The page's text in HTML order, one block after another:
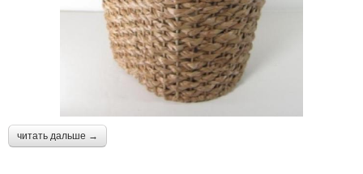
читать дальше →